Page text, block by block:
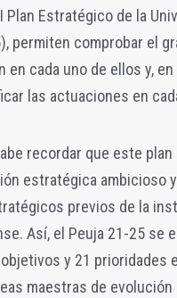
Estratégico de la
permiten comprobar el
en cada uno de ellos y,
las actuaciones en
recordar que este plan
estratégica ambicioso
previos de la
Así, el Peuja 21-25 se
y 21 prioridades
maestras de evolución